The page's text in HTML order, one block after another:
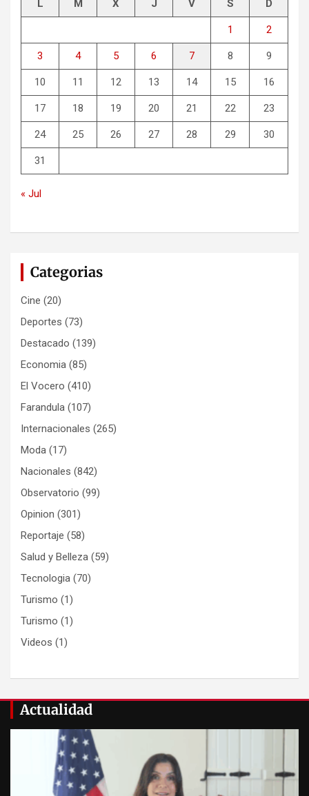
L M X J V S D
1 2
3 4 5 6 7 8 9
10 11 12 13 14 15 16
17 18 19 20 21 22 23
24 25 26 27 28 29 30
31
« Jul
Categorias
Cine (20)
Deportes (73)
Destacado (139)
Economia (85)
El Vocero (410)
Farandula (107)
Internacionales (265)
Moda (17)
Nacionales (842)
Observatorio (99)
Opinion (301)
Reportaje (58)
Salud y Belleza (59)
Tecnologia (70)
Turismo (1)
Turismo (1)
Videos (1)
Actualidad